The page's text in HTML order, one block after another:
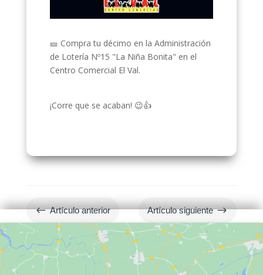
🎫 Compra tu décimo en la Administración
de Lotería Nº15 "La Niña Bonita" en el
Centro Comercial El Val.
¡Corre que se acaban! 😉👍
# Artículo anterior Artículo siguiente $